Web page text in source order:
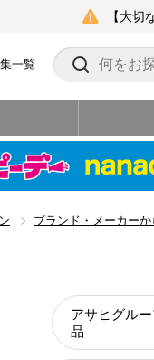
【大切
一覧
ブランド・メーカー
アサヒグル
品